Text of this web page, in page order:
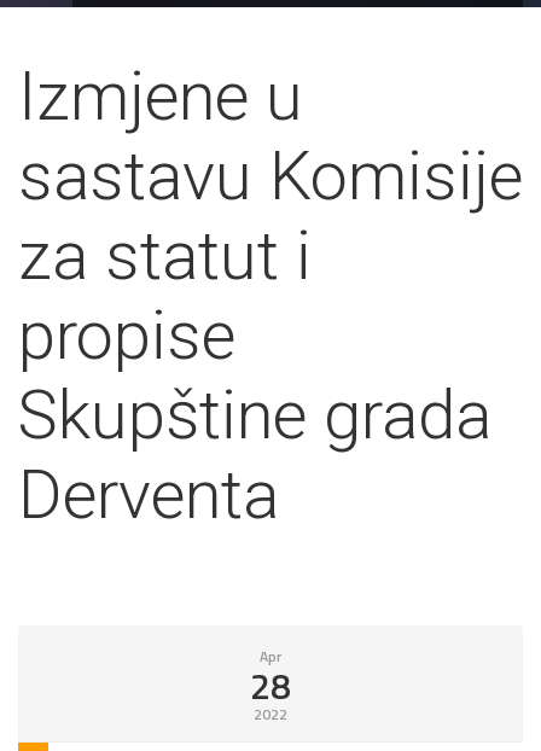
Izmjene u
sastavu Komisije
za statut i
propise
Skupštine grada
Derventa
Apr
28
2022